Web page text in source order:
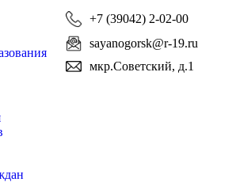
+7 (39042) 2-02-00
sayanogorsk@r-19.ru
мкр.Советский, д.1